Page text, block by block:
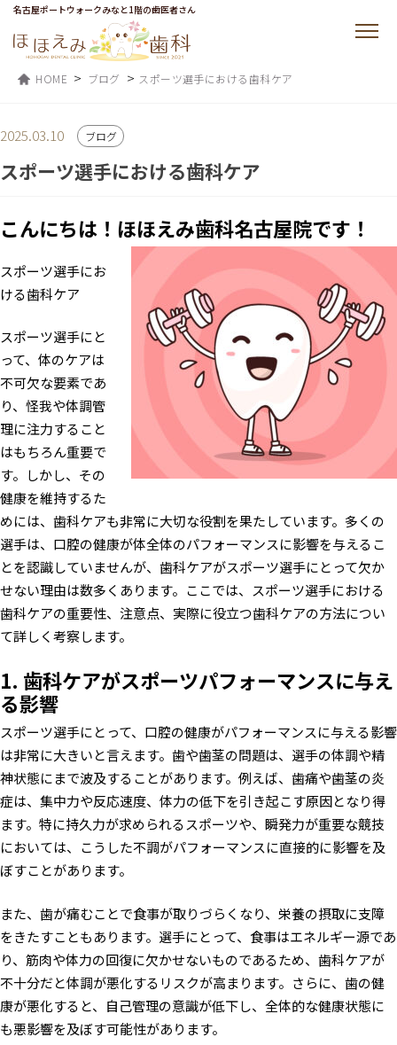
名古屋ポートウォークみなと1階の歯医者さん
HOME > ブログ > スポーツ選手における歯科ケア
2025.03.10 ブログ
スポーツ選手における歯科ケア
こんにちは！ほほえみ歯科名古屋院です！
スポーツ選手にお
ける歯科ケア
スポーツ選手にと
って、体のケアは
不可欠な要素であ
り、怪我や体調管
理に注力すること
はもちろん重要で
す。しかし、その
健康を維持するた
めには、歯科ケアも非常に大切な役割を果たしています。多くの
選手は、口腔の健康が体全体のパフォーマンスに影響を与えるこ
とを認識していませんが、歯科ケアがスポーツ選手にとって欠か
せない理由は数多くあります。ここでは、スポーツ選手における
歯科ケアの重要性、注意点、実際に役立つ歯科ケアの方法につい
て詳しく考察します。
1. 歯科ケアがスポーツパフォーマンスに与え
る影響
スポーツ選手にとって、口腔の健康がパフォーマンスに与える影響
は非常に大きいと言えます。歯や歯茎の問題は、選手の体調や精
神状態にまで波及することがあります。例えば、歯痛や歯茎の炎
症は、集中力や反応速度、体力の低下を引き起こす原因となり得
ます。特に持久力が求められるスポーツや、瞬発力が重要な競技
においては、こうした不調がパフォーマンスに直接的に影響を及
ぼすことがあります。
また、歯が痛むことで食事が取りづらくなり、栄養の摂取に支障
をきたすこともあります。選手にとって、食事はエネルギー源であ
り、筋肉や体力の回復に欠かせないものであるため、歯科ケアが
不十分だと体調が悪化するリスクが高まります。さらに、歯の健
康が悪化すると、自己管理の意識が低下し、全体的な健康状態に
も悪影響を及ぼす可能性があります。